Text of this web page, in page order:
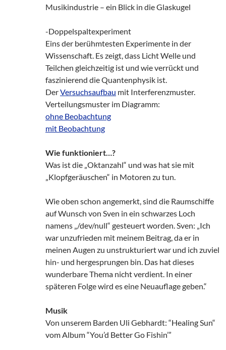
Musikindustrie – ein Blick in die Glaskugel
-Doppelspaltexperiment
Eins der berühmtesten Experimente in der
Wissenschaft. Es zeigt, dass Licht Welle und
Teilchen gleichzeitig ist und wie verrückt und
faszinierend die Quantenphysik ist.
DerVersuchsaufbau mit Interferenzmuster.
Verteilungsmuster im Diagramm:
ohne Beobachtung
mit Beobachtung
Wie funktioniert…?
Was ist die „Oktanzahl“ und was hat sie mit
„Klopfgeräuschen“ in Motoren zu tun.
Wie oben schon angemerkt, sind die Raumschiffe
auf Wunsch von Sven in ein schwarzes Loch
namens „/dev/null“ gesteuert worden. Sven: „Ich
war unzufrieden mit meinem Beitrag, da er in
meinen Augen zu unstrukturiert war und ich zuviel
hin- und hergesprungen bin. Das hat dieses
wunderbare Thema nicht verdient. In einer
späteren Folge wird es eine Neuauflage geben.“
Musik
Von unserem Barden Uli Gebhardt: “Healing Sun“
vom Album “You’d Better Go Fishin’”